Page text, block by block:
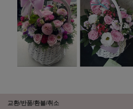
교환/반품/환불/취소